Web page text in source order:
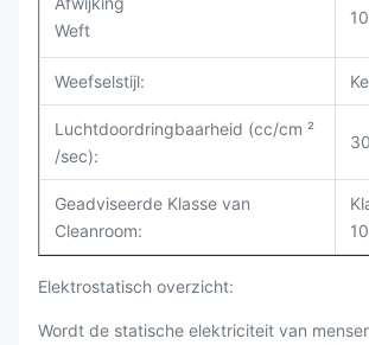
Weft
Weefselstijl:
Luchtdoordringbaarheid (cc/cm ²
/sec):
Geadviseerde Klasse van
Cleanroom:
Elektrostatisch overzicht:
Wordt de statische elektriciteit van